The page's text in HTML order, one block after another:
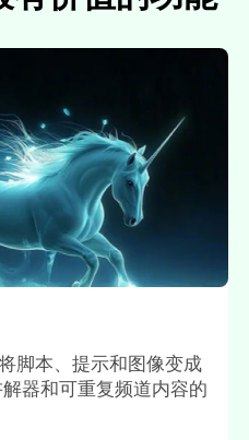
脚本、提示和图像变成
器和可重复频道内容的